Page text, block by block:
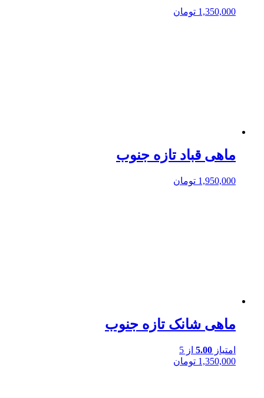
1,350,000 تومان
ماهی قباد تازه جنوب
1,950,000 تومان
ماهی شانک تازه جنوب
امتیاز 5.00 از 5
1,350,000 تومان